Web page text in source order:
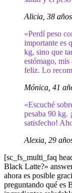
Alicia, 38
«Perdí peso
importante es
kg, sino que
estómago,
feliz. Lo
Mónica, 41
«Escuché
pesaba 90 kg.
satisfecho!
Alexia, 29
[sc_fs_multi_faq
Black Latte?»
ahora es posible
preguntando qué es